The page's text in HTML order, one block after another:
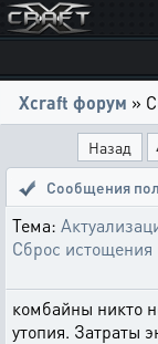
Xcraft форум »
Назад
Сообщения
Тема:
Сброс истощения
комбайны никто
утопия. Затраты